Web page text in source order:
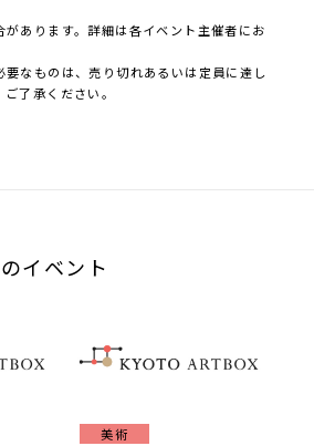
あります。詳細は各イベント主催者にお
なものは、売り切れあるいは定員に達し
了承ください。
イベント
美術